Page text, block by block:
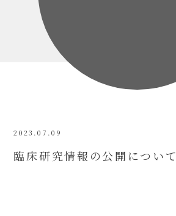
2023.07.09
臨床研究情報の公開について